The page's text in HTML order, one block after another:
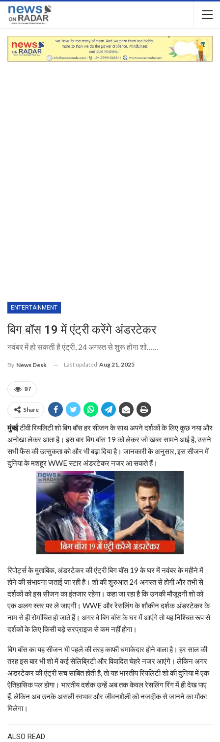
ENTERTAINMENT
बिग बॉस 19 में एंट्री करेंगे अंडरटेकर
नवंबर में हो सकती है एंट्री, 24 अगस्त से शुरू होगा शो……
By News Desk Last updated Aug 21, 2025
97
Share
मुंबईटीवी रियलिटी शो बिग बॉस हर सीजन के साथ अपने दर्शकों के लिए कुछ नया और
अनोखा लेकर आता है। इस बार बिग बॉस 19 को लेकर जो खबर सामने आई है, उसने
सभी फैंस की उत्सुकता को और भी बढ़ा दिया है। जानकारी के अनुसार, इस सीजन में
दुनिया के मशहूर WWE स्टार अंडरटेकर नजर आ सकते हैं।
रिपोर्ट्स के मुताबिक, अंडरटेकर की एंट्री बिग बॉस 19 के घर में नवंबर के महीने में
होने की संभावना जताई जा रही है। शो की शुरुआत 24 अगस्त से होगी और तभी से
दर्शकों को इस सीजन का इंतजार रहेगा। कहा जा रहा है कि उनकी मौजूदगी शो को
एक अलग स्तर पर ले जाएगी। WWE और रेसलिंग के शौकीन दर्शक अंडरटेकर के
नाम से ही रोमांचित हो जाते हैं। अगर वे बिग बॉस के घर में आएंगे तो यह निश्चित रूप से
दर्शकों के लिए किसी बड़े सरप्राइज से कम नहीं होगा।
बिग बॉस का यह सीजन भी पहले की तरह काफी धमाकेदार होने वाला है। हर साल की
तरह इस बार भी शो में कई सेलिब्रिटी और विवादित चेहरे नजर आएंगे। लेकिन अगर
अंडरटेकर की एंट्री सच साबित होती है, तो यह भारतीय रियलिटी शो की दुनिया में एक
ऐतिहासिक पल होगा। भारतीय दर्शक उन्हें अब तक केवल रेसलिंग रिंग में ही देख पाए
हैं, लेकिन अब उनके असली स्वभाव और जीवनशैली को नजदीक से जानने का मौका
मिलेगा।
ALSO READ